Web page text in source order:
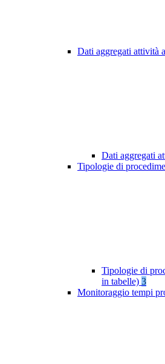
Dati aggregati attività
Dati aggregati
Tipologie di
Tipologie di
in tabelle) 3
Monitoraggio tempi